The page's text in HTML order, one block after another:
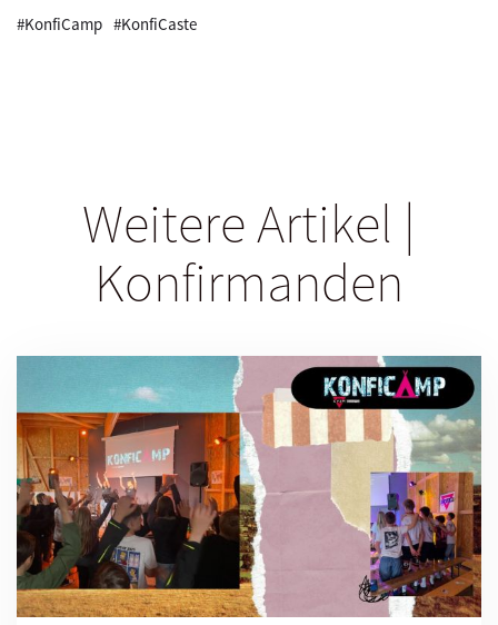
#KonfiCamp #KonfiCaste
Weitere Artikel |
Konfirmanden